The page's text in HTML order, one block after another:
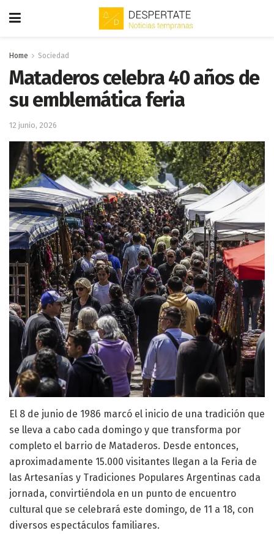
Home Sociedad
Mataderos celebra 40 años de
su emblemática feria
12 junio, 2026
El 8 de junio de 1986 marcó el inicio de una tradición que
se lleva a cabo cada domingo y que transforma por
completo el barrio de Mataderos. Desde entonces,
aproximadamente 15.000 visitantes llegan a la Feria de
las Artesanías y Tradiciones Populares Argentinas cada
jornada, convirtiéndola en un punto de encuentro
cultural que se celebrará este domingo, de 11 a 18, con
diversos espectáculos familiares.